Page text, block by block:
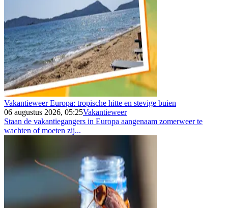
Vakantieweer Europa: tropische hitte en stevige buien
06 augustus 2026, 05:25Vakantieweer
Staan de vakantiegangers in Europa aangenaam zomerweer te
wachten of moeten zij...